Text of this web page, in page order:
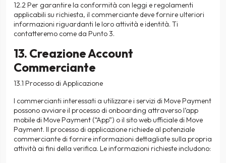
12.2 Per garantire la conformità con leggi e regolamenti
applicabili su richiesta, il commerciante deve fornire ulteriori
informazioni riguardanti le loro attività e identità. Ti
contatteremo come da Punto 3.
13. Creazione Account
Commerciante
13.1 Processo di Applicazione
I commercianti interessati a utilizzare i servizi di Move Payment
possono avviare il processo di onboarding attraverso l’app
mobile di Move Payment (“App”) o il sito web ufficiale di Move
Payment. Il processo di applicazione richiede al potenziale
commerciante di fornire informazioni dettagliate sulla propria
attività ai fini della verifica. Le informazioni richieste includono: